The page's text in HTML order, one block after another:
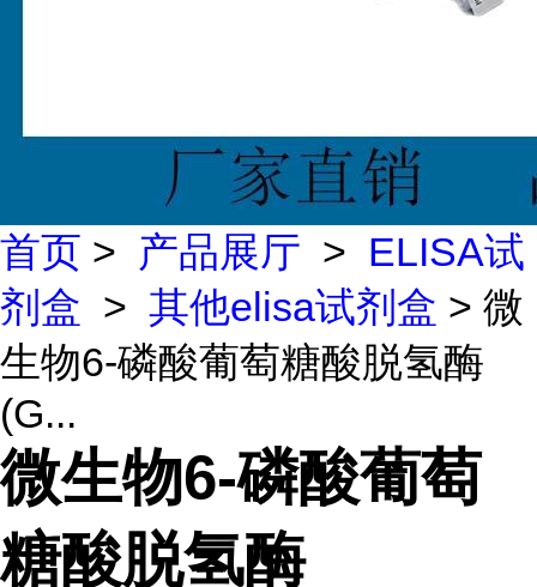
首页 > 产品展厅 > ELISA试
剂盒 > 其他elisa试剂盒 > 微
生物6-磷酸葡萄糖酸脱氢酶
(G...
微生物6-磷酸葡萄
糖酸脱氢酶